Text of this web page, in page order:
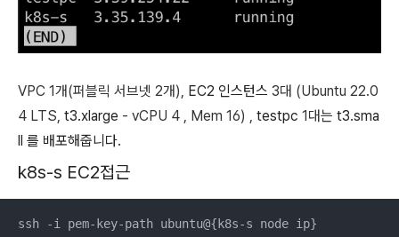
VPC 1개(퍼블릭 서브넷 2개), EC2 인스턴스 3대 (Ubuntu 22.0
4 LTS, t3.xlarge - vCPU 4 , Mem 16) , testpc 1대는 t3.sma
ll 를 배포해줍니다.
k8s-s EC2접근
ssh -i pem-key-path ubuntu@{k8s-s node ip}